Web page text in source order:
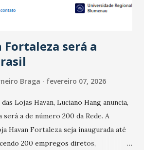
anterior. Outros 1% não existiam em
a outubro, o faturamento também
Fortaleza será a
Braga fevereiro 07, 2026
Lojas Havan, Luciano Hang anuncia,
a de número 200 da Rede. A
Havan Fortaleza seja inaugurada até
200 empregos diretos,